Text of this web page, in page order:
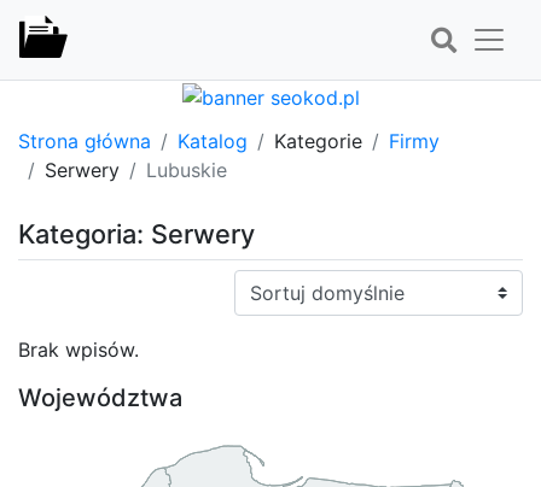
Strona główna Katalog Kategorie
Firmy
Serwery
Lubuskie
Kategoria: Serwery
Sortuj:
Brak wpisów.
Województwa